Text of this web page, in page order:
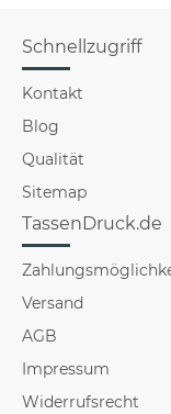
Schnellzugriff
Kontakt
Blog
Qualität
Sitemap
TassenDruck.de
Versand
AGB
Impressum
Widerrufsrecht